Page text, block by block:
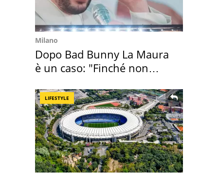
Milano
Dopo Bad Bunny La Maura
è un caso: "Finché non
LIFESTYLE